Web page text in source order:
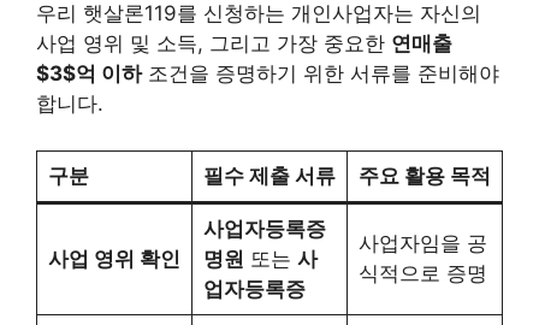
우리 햇살론119를 신청하는 개인사업자는 자신의
사업 영위 및 소득, 그리고 가장 중요한 연매출
$3$억 이하조건을 증명하기 위한 서류를 준비해야
합니다.
구분 필수 제출 서류 주요 활용 목적
사업 영위 확인
사업자등록증
명원 또는 사
업자등록증
사업자임을 공
식적으로 증명